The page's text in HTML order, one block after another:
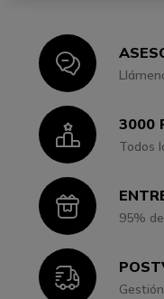
Icon
Icon3000
Todos
Icon95%
Icon